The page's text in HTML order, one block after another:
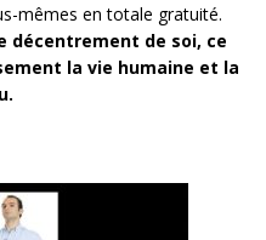
mêmes en totale gratuité.
décentrement de soi, ce
la vie humaine et la